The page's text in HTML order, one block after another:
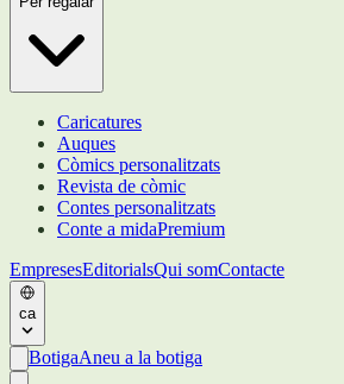
Caricatures
Auques
Còmics personalitzats
Revista de còmic
Contes personalitzats
Conte a midaPremium
EmpresesEditorialsQui somContacte
ca
BotigaAneu a la botiga